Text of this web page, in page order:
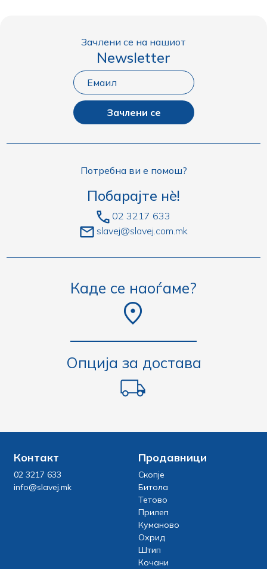
Зачлени се на нашиот
Newsletter
Зачлени се
Потребна ви е помош?
Побарајте нè!
02 3217 633
slavej@slavej.com.mk
Каде се наоѓаме?
Опција за достава
Контакт
02 3217 633
info@slavej.mk
Продавници
Скопје
Битола
Тетово
Прилеп
Куманово
Охрид
Штип
Кочани